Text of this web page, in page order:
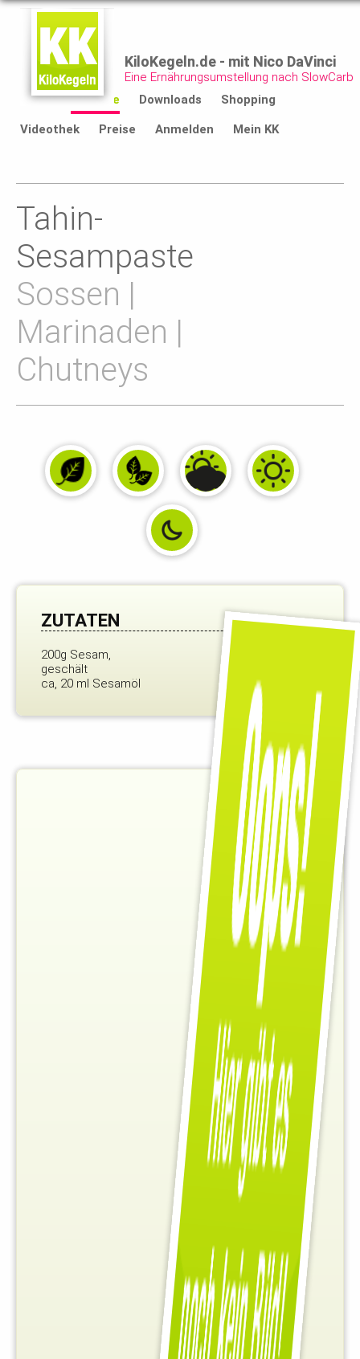
KiloKegeln.de - mit Nico DaVinci
Eine Ernährungsumstellung nach SlowCarb
Start
Rezepte Downloads Shopping
Videothek Preise Anmelden Mein KK
Tahin-
Sesampaste
Sossen |
Marinaden |
Chutneys
ZUTATEN
200g Sesam,
geschält
ca, 20 ml Sesamöl